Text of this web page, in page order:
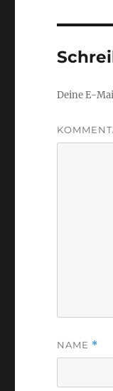
Deine E-
NAME *